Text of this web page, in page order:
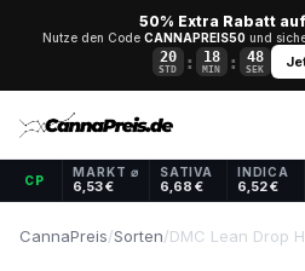
50% Extra Rabatt
Nutze den Code CANNAPREIS50und
20
STD : 18
MIN : 48
SEK
CP
MARKT ⌀
6,53 €
SATIVA
6,68 €
INDICA
6,52 €
CannaPreis/Sorten/DMC Lean Drop